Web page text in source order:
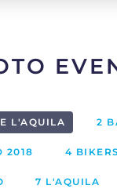
L'AQUILA 2
2018 4 BIKERS
7 L'AQUILA